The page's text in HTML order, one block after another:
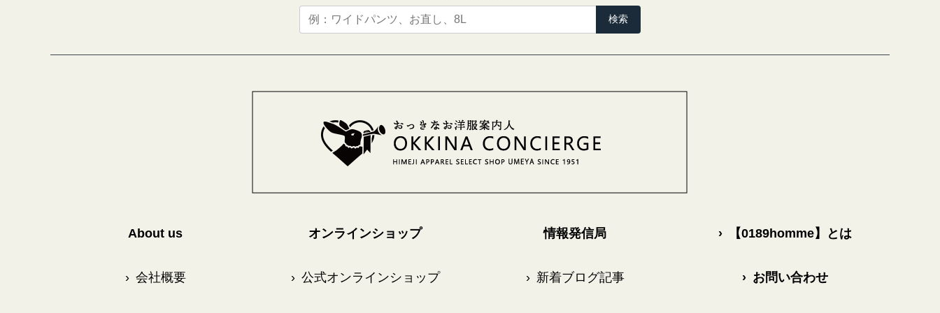
検索
About us
›会社概要
オンラインショップ
›公式オンラインショップ
情報発信局
›新着ブログ記事
›【0189homme】とは
›お問い合わせ